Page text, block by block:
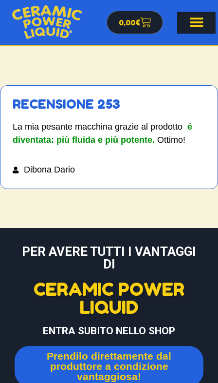
0,00€
RECENSIONE 253
La mia pesante macchina grazie al prodotto é
diventata: più fluida e più potente. Ottimo!
Dibona Dario
PER AVERE TUTTI I VANTAGGI
DI
CERAMIC POWER
LIQUID
ENTRA SUBITO NELLO SHOP
Prendilo direttamente dal
produttore a condizione
vantaggiosa!